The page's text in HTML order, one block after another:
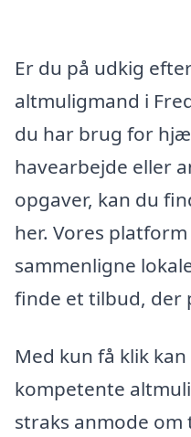
Er du på udkig
altmuligmand i
du har brug for
havearbejde eller
opgaver, kan du
her. Vores
sammenligne
finde et tilbud, der
Med kun få klik
kompetente
straks anmode om